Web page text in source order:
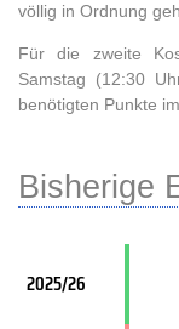
völlig in Ordnung
Für die zweite
Samstag (12:30
benötigten Punkte
Bisherige
2025/26